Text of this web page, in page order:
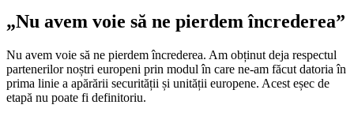
„Nu avem voie să ne pierdem încrederea”
Nu avem voie să ne pierdem încrederea. Am obținut deja respectul
partenerilor noștri europeni prin modul în care ne-am făcut datoria în
prima linie a apărării securității și unității europene. Acest eșec de
etapă nu poate fi definitoriu.